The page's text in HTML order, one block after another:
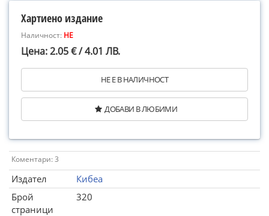
Хартиено издание
Наличност: НЕ
Цена: 2.05 € / 4.01 ЛВ.
НЕ Е В НАЛИЧНОСТ
ДОБАВИ В ЛЮБИМИ
Коментари: 3
Издател
Кибеа
Брой
страници
320